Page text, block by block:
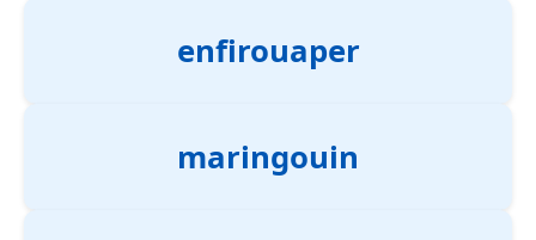
enfirouaper
maringouin